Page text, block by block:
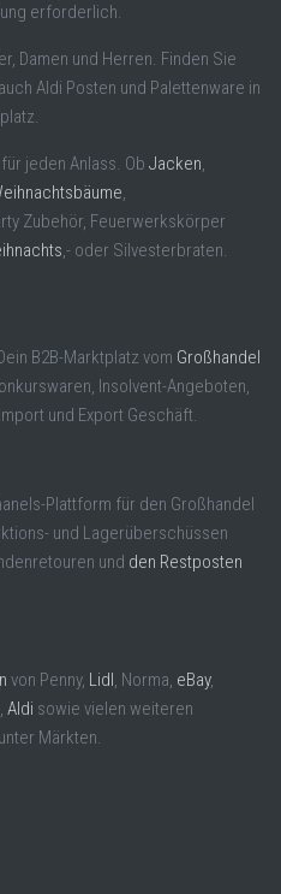
erforderlich.
Damen und Herren. Finden Sie
Aldi Posten und Palettenware in
jeden Anlass. Ob Jacken,
,
Zubehör, Feuerwerkskörper
,- oder Silvesterbraten.
B2B-Marktplatz vom Großhandel
Insolvent-Angeboten,
und Export Geschäft.
Plattform für den Großhandel
und Lagerüberschüssen
und den Restposten
von Penny, Lidl , Norma, eBay,
Aldi sowie vielen weiteren
Märkten.